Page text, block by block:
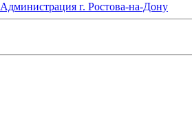
Администрация г. Ростова-на-Дону